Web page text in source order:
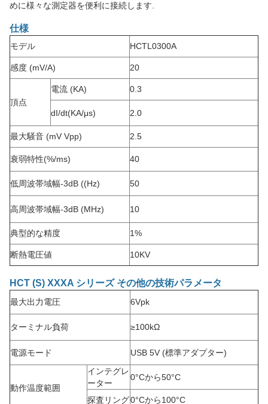
めに様々な測定器を便利に接続します.
仕様
モデル HCTL0300A
感度 (mV/A) 20
頂点
電流 (KA) 0.3
dI/dt(KA/μs) 2.0
最大騒音 (mV Vpp) 2.5
衰弱特性(%/ms) 40
低周波帯域幅-3dB ((Hz) 50
高周波帯域幅-3dB (MHz) 10
典型的な精度 1%
断熱電圧値 10KV
HCT (S) XXXA シリーズ その他の技術パラメータ
最大出力電圧 6Vpk
ターミナル負荷 ≥100kΩ
電源モード USB 5V (標準アダプター)
動作温度範囲
インテグレ
ーター
0°Cから50°C
探査リング0°Cから100°C